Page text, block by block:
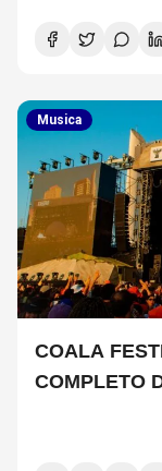
Musica
COALA
COMPLETO